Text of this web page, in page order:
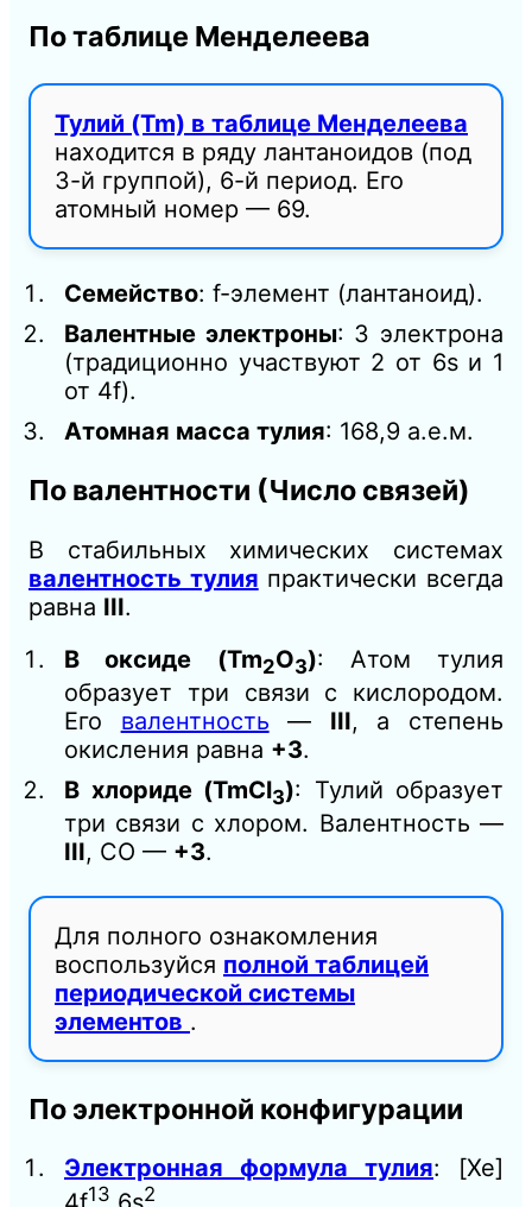
По таблице Менделеева
Тулий (Tm) в таблице Менделеева
находится в ряду лантаноидов (под
3-й группой), 6-й период. Его
атомный номер — 69.
Семейство: f-элемент (лантаноид).
Валентные электроны: 3 электрона
(традиционно участвуют 2 от 6s и 1
от 4f).
Атомная масса тулия: 168,9 а.е.м.
По валентности (Число связей)
В стабильных химических системах
валентность тулия практически всегда
равна III.
В оксиде (Tm2O3): Атом тулия
образует три связи с кислородом.
Его валентность — III, а степень
окисления равна +3.
В хлориде (TmCl3): Тулий образует
три связи с хлором. Валентность —
III, СО — +3.
Для полного ознакомления
воспользуйся полной таблицей
периодической системы
элементов .
По электронной конфигурации
Электронная формула тулия: [Xe]
13 2